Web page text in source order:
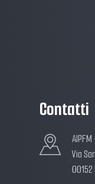
Contatti
Via